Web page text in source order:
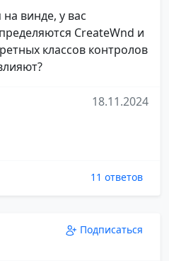
винде, у вас
CreateWnd и
классов контролов
18.11.2024
11 ответов
Подписаться